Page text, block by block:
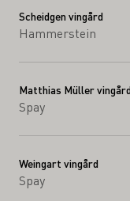
Scheidgen vingård
Hammerstein
Matthias Müller vingård
Spay
Weingart vingård
Spay